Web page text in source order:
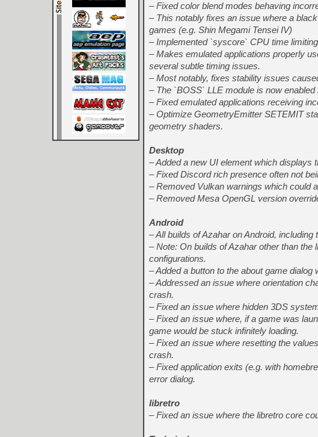
– Fixed color blend modes behaving
– This notably fixes an issue where a
games (e.g. Shin Megami Tensei IV)
– Implemented `syscore` CPU time
– Makes emulated applications properly
several subtle timing issues.
– Most notably, fixes stability issues
– The `BOSS` LLE module is now
– Fixed emulated applications receiving
– Optimize GeometryEmitter SETEMIT
geometry shaders.
Desktop
– Added a new UI element which displays
– Fixed Discord rich presence often not
– Removed Vulkan warnings which could
– Removed Mesa OpenGL version
Android
– All builds of Azahar on Android,
– Note: On builds of Azahar other than
configurations.
– Added a button to the about game
– Addressed an issue where orientation
crash.
– Fixed an issue where hidden 3DS
– Fixed an issue where, if a game was
game would be stuck infinitely loading.
– Fixed an issue where resetting the
crash.
– Fixed application exits (e.g. with
error dialog.
libretro
– Fixed an issue where the libretro core